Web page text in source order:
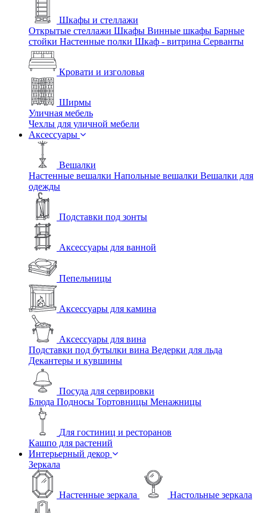
Шкафы и стеллажи
Открытые стеллажи Шкафы Винные шкафы Барные
стойки Настенные полки Шкаф - витрина Серванты
Кровати и изголовья
Ширмы
Уличная мебель
Чехлы для уличной мебели
Аксессуары
Вешалки
Настенные вешалки Напольные вешалки Вешалки для
одежды
Подставки под зонты
Аксессуары для ванной
Пепельницы
Аксессуары для камина
Аксессуары для вина
Подставки под бутылки вина Ведерки для льда
Декантеры и кувшины
Посуда для сервировки
Блюда Подносы Тортовницы Менажницы
Для гостиниц и ресторанов
Кашпо для растений
Интерьерный декор
Зеркала
Настенные зеркала Настольные зеркала